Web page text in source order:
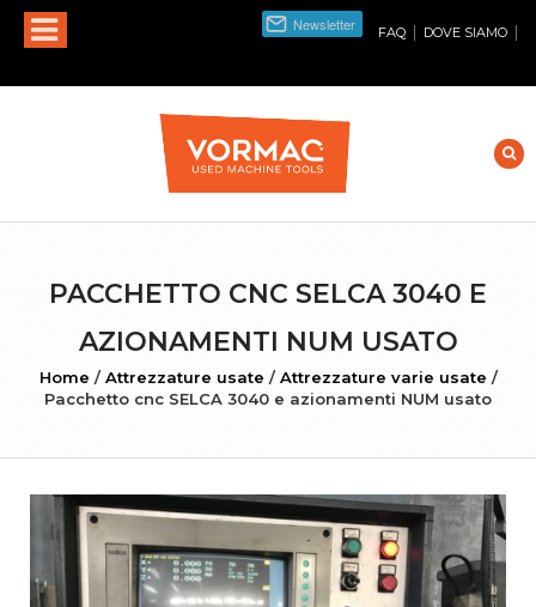
FAQ | DOVE SIAMO |
PACCHETTO CNC SELCA 3040 E
AZIONAMENTI NUM USATO
Home / Attrezzature usate / Attrezzature varie usate /
Pacchetto cnc SELCA 3040 e azionamenti NUM usato